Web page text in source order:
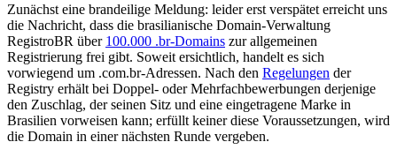
Zunächst eine brandeilige Meldung: leider erst verspätet erreicht uns
die Nachricht, dass die brasilianische Domain-Verwaltung
RegistroBR über 100.000 .br-Domains zur allgemeinen
Registrierung frei gibt. Soweit ersichtlich, handelt es sich
vorwiegend um .com.br-Adressen. Nach den Regelungen der
Registry erhält bei Doppel- oder Mehrfachbewerbungen derjenige
den Zuschlag, der seinen Sitz und eine eingetragene Marke in
Brasilien vorweisen kann; erfüllt keiner diese Voraussetzungen, wird
die Domain in einer nächsten Runde vergeben.